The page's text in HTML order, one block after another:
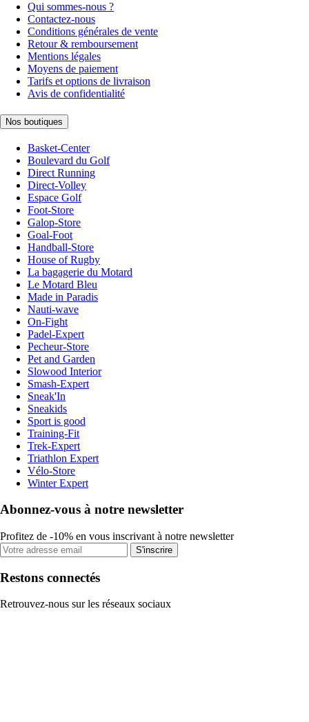
Qui sommes-nous ?
Contactez-nous
Conditions générales de vente
Retour & remboursement
Mentions légales
Moyens de paiement
Tarifs et options de livraison
Avis de confidentialité
Nos boutiques
Basket-Center
Boulevard du Golf
Direct Running
Direct-Volley
Espace Golf
Foot-Store
Galop-Store
Goal-Foot
Handball-Store
House of Rugby
La bagagerie du Motard
Le Motard Bleu
Made in Paradis
Nauti-wave
On-Fight
Padel-Expert
Pecheur-Store
Pet and Garden
Slowood Interior
Smash-Expert
Sneak'In
Sneakids
Sport is good
Training-Fit
Trek-Expert
Triathlon Expert
Vélo-Store
Winter Expert
Abonnez-vous à notre newsletter
Profitez de -10% en vous inscrivant à notre newsletter
S'inscrire
Restons connectés
Retrouvez-nous sur les réseaux sociaux